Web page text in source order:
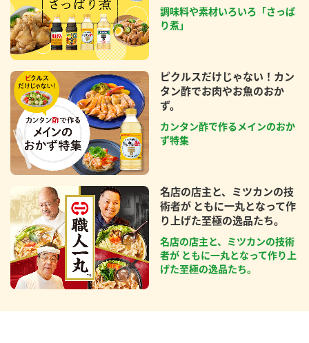
調味料や素材いろいろ「さっぱ
り煮」
ピクルスだけじゃない！カン
タン酢でお肉やお魚のおか
ず。
カンタン酢で作るメインのおか
ず特集
名店の店主と、ミツカンの技
術者が ともに一丸となって作
り上げた至極の逸品たち。
名店の店主と、ミツカンの技術
者が ともに一丸となって作り上
げた至極の逸品たち。